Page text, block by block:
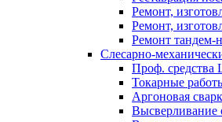
Ремонт,
Ремонт,
Ремонт тандем-
Слесарно-
Проф. средства
Токарные
Аргоновая
Высверливание